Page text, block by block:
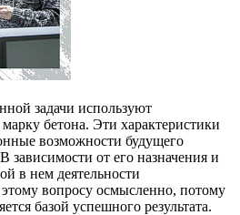
задачи используют
бетона. Эти характеристики
возможности будущего
от его назначения и
в нем деятельности
вопросу осмысленно, потому
базой успешного результата.